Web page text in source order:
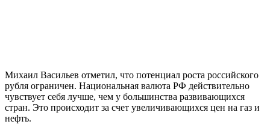
Михаил Васильев отметил, что потенциал роста российского
рубля ограничен. Национальная валюта РФ действительно
чувствует себя лучше, чем у большинства развивающихся
стран. Это происходит за счет увеличивающихся цен на газ и
нефть.